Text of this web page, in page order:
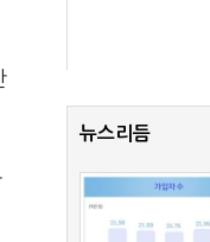
뉴스리듬